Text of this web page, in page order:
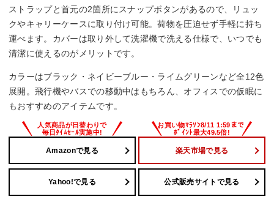
ストラップと首元の2箇所にスナップボタンがあるので、リュッ
クやキャリーケースに取り付け可能。荷物を圧迫せず手軽に持ち
運べます。カバーは取り外して洗濯機で洗える仕様で、いつでも
清潔に使えるのがメリットです。
カラーはブラック・ネイビーブルー・ライムグリーンなど全12色
展開。飛行機やバスでの移動中はもちろん、オフィスでの仮眠に
もおすすめのアイテムです。
Amazonで見る 楽天市場で見る
Yahoo!で見る 公式販売サイトで見る